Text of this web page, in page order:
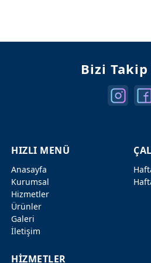
Bizi Takip
HIZLI MENÜ
Anasayfa
Kurumsal
Hizmetler
Ürünler
Galeri
İletişim
HİZMETLER